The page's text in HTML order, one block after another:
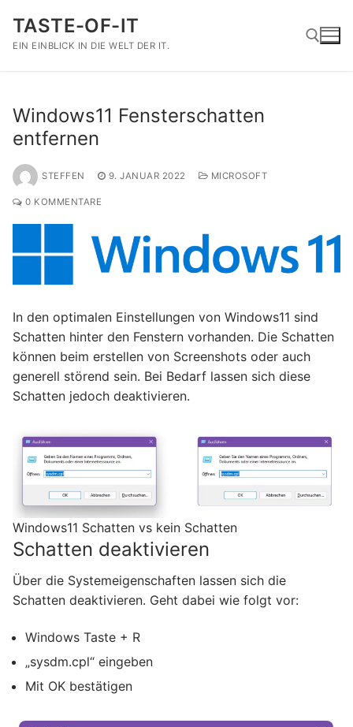
Inhalt
springen
TASTE-OF-IT
EIN EINBLICK IN DIE WELT DER IT.
Windows11 Fensterschatten
entfernen
STEFFEN 9. JANUAR 2022 MICROSOFT
0 KOMMENTARE
In den optimalen Einstellungen von Windows11 sind
Schatten hinter den Fenstern vorhanden. Die Schatten
können beim erstellen von Screenshots oder auch
generell störend sein. Bei Bedarf lassen sich diese
Schatten jedoch deaktivieren.
Windows11 Schatten vs kein Schatten
Schatten deaktivieren
Über die Systemeigenschaften lassen sich die
Schatten deaktivieren. Geht dabei wie folgt vor:
Windows Taste + R
„sysdm.cpl“ eingeben
Mit OK bestätigen